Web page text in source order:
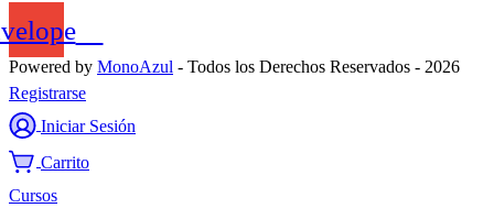
Powered by MonoAzul - Todos los Derechos Reservados - 2026
Registrarse
Iniciar Sesión
Carrito
Cursos